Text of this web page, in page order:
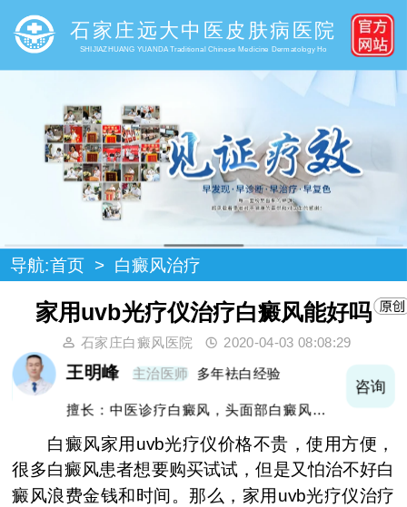
石家庄远大中医皮肤病医院
SHIJIAZHUANG YUANDA Traditional Chinese Medicine Dermatology Ho
导航:首页 > 白癜风治疗
家用uvb光疗仪治疗白癜风能好吗
石家庄白癜风医院 2020-04-03 08:08:29
王明峰 主治医师 多年袪白经验
擅长：中医诊疗白癜风，头面部白癜风，青
咨询
白癜风家用uvb光疗仪价格不贵，使用方便，
很多白癜风患者想要购买试试，但是又怕治不好白
癜风浪费金钱和时间。那么，家用uvb光疗仪治疗